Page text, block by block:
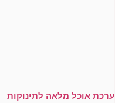
ערכת אוכל מלאה לתינוקות